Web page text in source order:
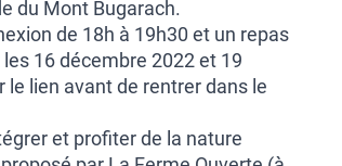
du Mont Bugarach.
de 18h à 19h30 et un repas
16 décembre 2022 et 19
lien avant de rentrer dans le
et profiter de la nature